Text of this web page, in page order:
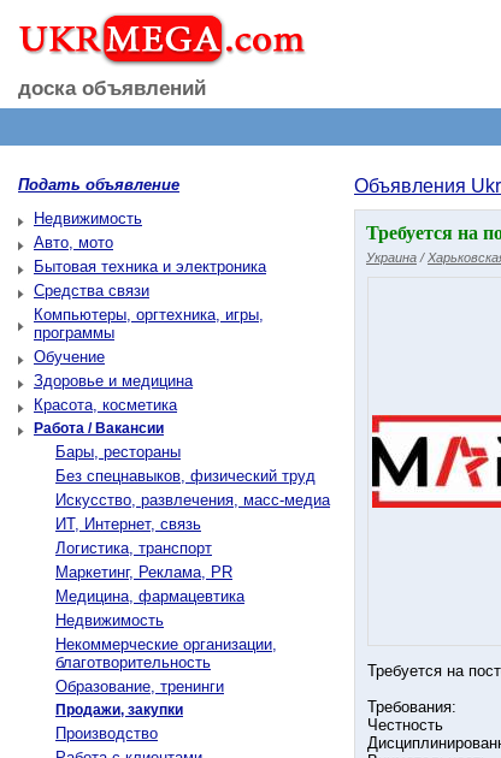
доска объявлений
Подать объявление
Недвижимость
Авто, мото
Бытовая техника и электроника
Средства связи
Компьютеры, оргтехника, игры,
программы
Обучение
Здоровье и медицина
Красота, косметика
Работа / Вакансии
Бары, рестораны
Без спецнавыков, физический труд
Искусство, развлечения, масс-медиа
ИТ, Интернет, связь
Логистика, транспорт
Маркетинг, Реклама, PR
Медицина, фармацевтика
Недвижимость
Некоммерческие организации,
благотворительность
Образование, тренинги
Продажи, закупки
Производство
Объявления
Требуется на
Украина /
Требуется на
Требования:
Честность